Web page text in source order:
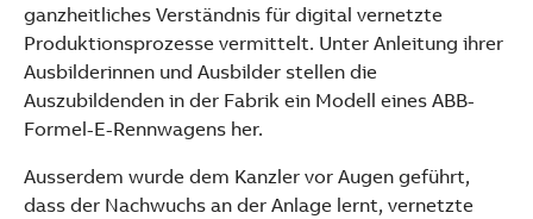
ganzheitliches Verständnis für digital vernetzte
Produktionsprozesse vermittelt. Unter Anleitung ihrer
Ausbilderinnen und Ausbilder stellen die
Auszubildenden in der Fabrik ein Modell eines ABB-
Formel-E-Rennwagens her.
Ausserdem wurde dem Kanzler vor Augen geführt,
dass der Nachwuchs an der Anlage lernt, vernetzte